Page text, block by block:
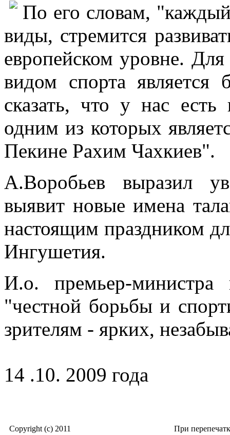
По его словам,
виды, стремится
европейском уровне.
видом спорта
сказать, что у нас
одним из которых
Пекине Рахим Чахкиев".
А.Воробьев выразил
выявит новые имена
настоящим праздником
Ингушетия.
И.о. премьер-министра
"честной борьбы и
зрителям - ярких,
14 .10. 2009 года
Copyright (c) 2011
При